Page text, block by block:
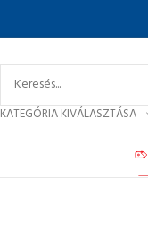
KATEGÓRIA KIVÁLASZTÁSA